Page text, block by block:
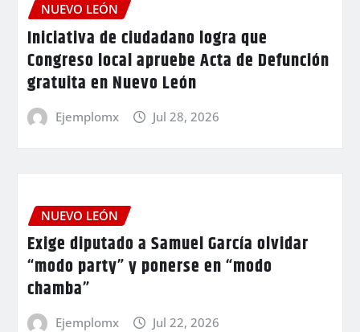
NUEVO LEÓN
Iniciativa de ciudadano logra que
Congreso local apruebe Acta de Defunción
gratuita en Nuevo León
Ejemplomx Jul 28, 2026
NUEVO LEÓN
Exige diputado a Samuel García olvidar
“modo party” y ponerse en “modo
chamba”
Ejemplomx Jul 22, 2026